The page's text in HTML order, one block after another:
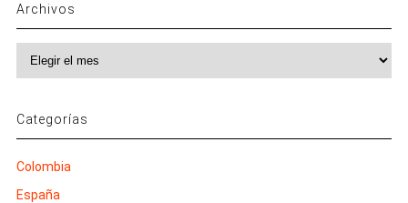
Archivos
Categorías
Colombia
España